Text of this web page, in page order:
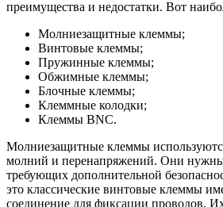
преимущества и недостатки. Вот
Молниезащитные клеммы;
Винтовые клеммы;
Пружинные клеммы;
Обжимные клеммы;
Блочные клеммы;
Клеммные колодки;
Клеммы BNC.
Молниезащитные клеммы
молний и перенапряжений. Они нужны
требующих дополнительной
это классические винтовые клеммы
соединение для фиксации проводов.